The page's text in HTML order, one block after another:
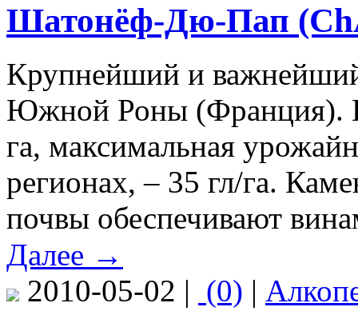
Шатонёф-Дю-Пап
Крупнейший и
Южной Роны (Франция).
га, максимальная
регионах, – 35 гл/га.
почвы обеспечивают
Далее →
2010-05-02 | (0) |